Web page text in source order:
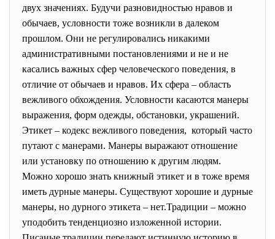
двух значениях. Будучи разновидностью нравов и
обычаев, условности тоже возникли в далеком
прошлом. Они не регулировались никакими
административными постановлениями и не и не
касались важных сфер человеческого поведения, в
отличие от обычаев и нравов. Их сфера – область
вежливого обхождения. Условности касаются манеры
выражения, форм одежды, обстановки, украшений.
Этикет – кодекс вежливого поведения, который часто
путают с манерами. Манеры выражают отношение
или установку по отношению к другим людям.
Можно хорошо знать книжный этикет и в тоже время
иметь дурные манеры. Существуют хорошие и дурные
манеры, но дурного этикета – нет.Традиции – можно
уподобить тенденциозно изложенной истории.